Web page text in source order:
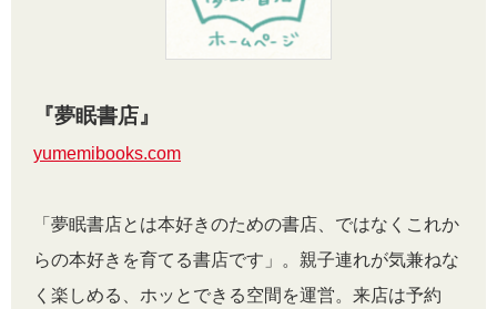
『夢眠書店』
yumemibooks.com
「夢眠書店とは本好きのための書店、ではなくこれか
らの本好きを育てる書店です」。親子連れが気兼ねな
く楽しめる、ホッとできる空間を運営。来店は予約